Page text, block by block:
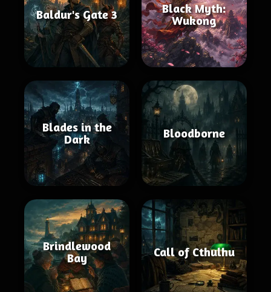
Baldur's Gate 3
Black Myth:
Wukong
Blades in the
Dark
Bloodborne
Brindlewood
Bay
Call of Cthulhu